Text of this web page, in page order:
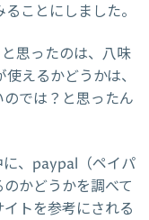
ことにしました。
思ったのは、八味
えるかどうかは、
では？と思ったん
に、paypal（ペイパ
かどうかを調べて
トを参考にされる